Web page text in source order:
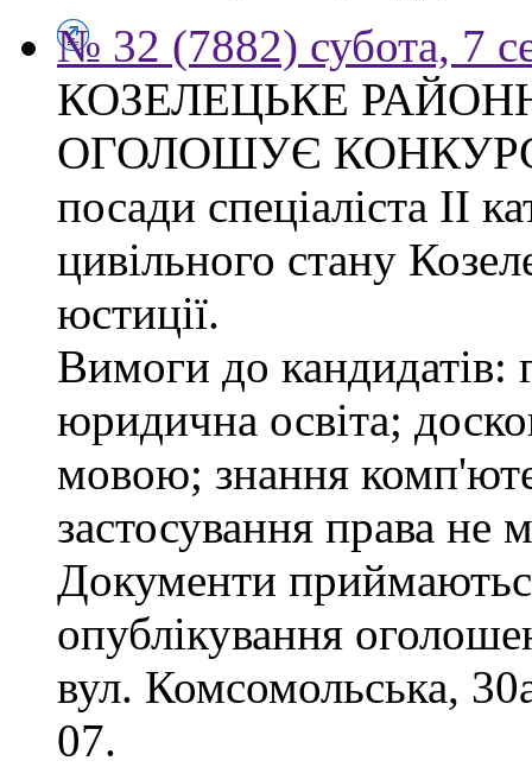
№ 32 (7882) субота, 7
КОЗЕЛЕЦЬКЕ
ОГОЛОШУЄ КОНКУРС
посади спеціаліста ІІ
цивільного стану
юстиції.
Вимоги до кандидатів:
юридична освіта;
мовою; знання
застосування права не
Документи
опублікування
вул. Комсомольська,
07.